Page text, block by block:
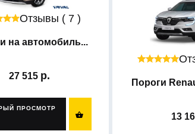
Отзывы ( 7 )
на автомобиль...
27 515
ПРОСМОТР

Пороги
13